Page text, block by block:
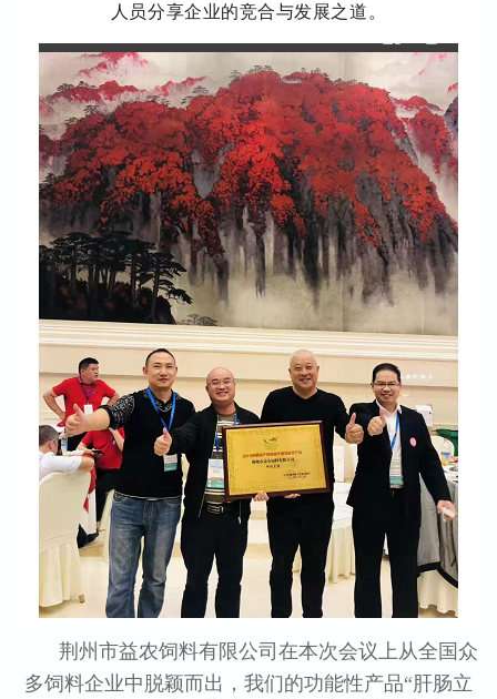
人员分享企业的竞合与发展之道。
荆州市益农饲料有限公司在本次会议上从全国众
多饲料企业中脱颖而出，我们的功能性产品“肝肠立